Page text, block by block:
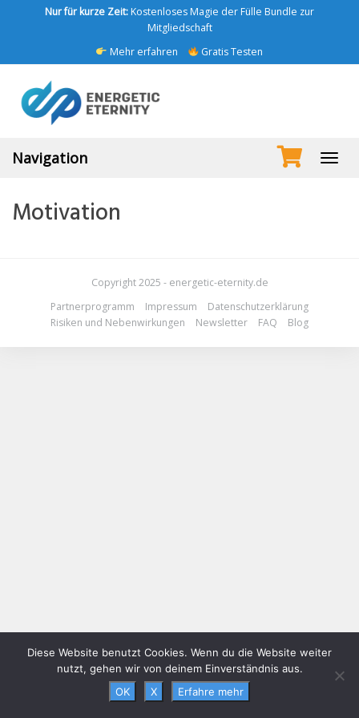
Nur für kurze Zeit:Kostenloses Magie der Fülle Bundle zur
Mitgliedschaft
Mehr erfahren
Gratis Testen
Navigation
Motivation
Copyright 2025 - energetic-eternity.de
Partnerprogramm
Impressum
Datenschutzerklärung
Risiken und Nebenwirkungen
Newsletter FAQ Blog
Diese Website benutzt Cookies. Wenn du die Website weiter
nutzt, gehen wir von deinem Einverständnis aus.
OK
X Erfahre mehr